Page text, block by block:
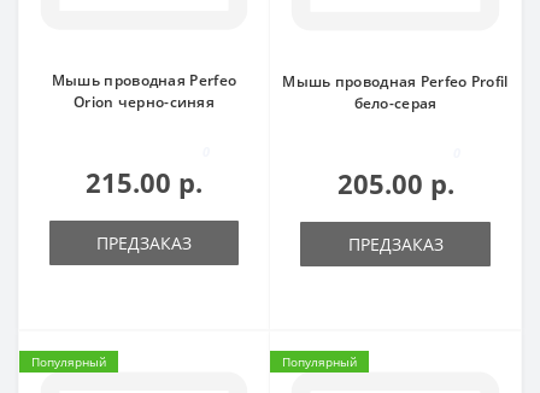
Мышь проводная Perfeo
Orion черно-синяя
215.00 р.
ПРЕДЗАКАЗ
Мышь проводная Perfeo Profil
бело-серая
205.00 р.
ПРЕДЗАКАЗ
Популярный Популярный